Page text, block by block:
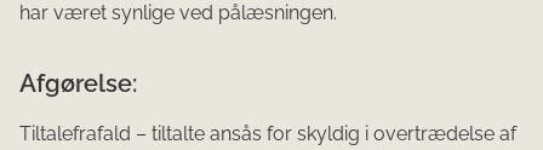
har været synlige ved pålæsningen.
Afgørelse:
Tiltalefrafald – tiltalte ansås for skyldig i overtrædelse af